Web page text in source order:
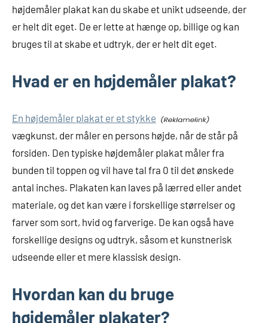
højdemåler plakat kan du skabe et unikt udseende, der
er helt dit eget. De er lette at hænge op, billige og kan
bruges til at skabe et udtryk, der er helt dit eget.
Hvad er en højdemåler plakat?
En højdemåler plakat er et stykke
vægkunst, der måler en persons højde, når de står på
forsiden. Den typiske højdemåler plakat måler fra
bunden til toppen og vil have tal fra 0 til det ønskede
antal inches. Plakaten kan laves på lærred eller andet
materiale, og det kan være i forskellige størrelser og
farver som sort, hvid og farverige. De kan også have
forskellige designs og udtryk, såsom et kunstnerisk
udseende eller et mere klassisk design.
Hvordan kan du bruge
højdemåler plakater?